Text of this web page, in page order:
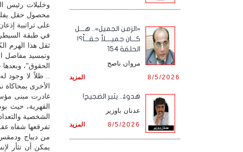
وخليلات رئيس
محصول حقل
على تراتبية
في طبقة
ثقل هذا الهرم
وتمسيد مفاصل
الحقوق"،
.. ظلاً لا وجود
الأخرى بمحاكاة
غادرت مبنى
القهرية، حيث
الشخصية
تفرقعها شفاه
من ديباج ودمقس
يمكن أن تثأر
«الزمن الجميل».. هـــل
كـــان جميــــلاً حقـــاً؟!
الحلقة 154
مروان ناصح
المزيد 8/5/2026
هدوءٌ.. يثير الضجيج!
عدنان باوزير
المزيد 8/5/2026